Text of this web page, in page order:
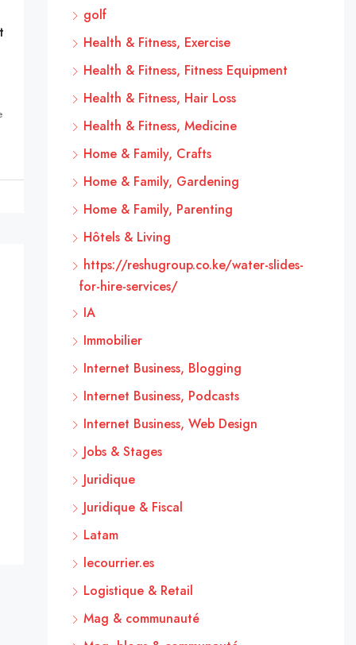
golf
Health & Fitness, Exercise
Health & Fitness, Fitness Equipment
Health & Fitness, Hair Loss
Health & Fitness, Medicine
Home & Family, Crafts
Home & Family, Gardening
Home & Family, Parenting
Hôtels & Living
https://reshugroup.co.ke/water-slides-
for-hire-services/
IA
Immobilier
Internet Business, Blogging
Internet Business, Podcasts
Internet Business, Web Design
Jobs & Stages
Juridique
Juridique & Fiscal
Latam
lecourrier.es
Logistique & Retail
Mag & communauté